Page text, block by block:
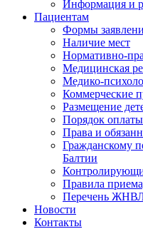
Информация и
Пациентам
Формы
Наличие мест
Нормативно-
Медицинская
Медико-
Коммерческие
Размещение
Порядок оплаты
Права и
Гражданскому
Балтии
Правила
Перечень
Новости
Контакты